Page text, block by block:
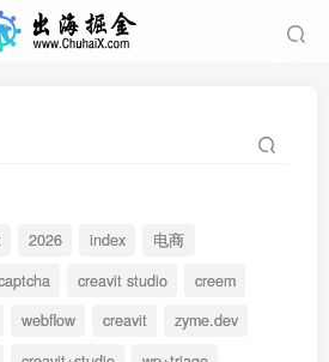
2026 index
电商
creavit studio
creem
webflow creavit
zyme.dev